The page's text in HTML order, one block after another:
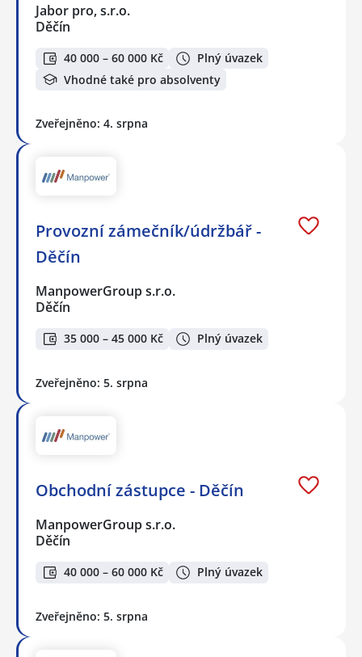
Jabor pro, s.r.o.
Děčín
40 000 – 60 000 Kč
Plný úvazek
Vhodné také pro absolventy
Zveřejněno: 4. srpna
Provozní zámečník/údržbář -
Děčín
ManpowerGroup s.r.o.
Děčín
35 000 – 45 000 Kč Plný úvazek
Zveřejněno: 5. srpna
Obchodní zástupce - Děčín
ManpowerGroup s.r.o.
Děčín
40 000 – 60 000 Kč Plný úvazek
Zveřejněno: 5. srpna